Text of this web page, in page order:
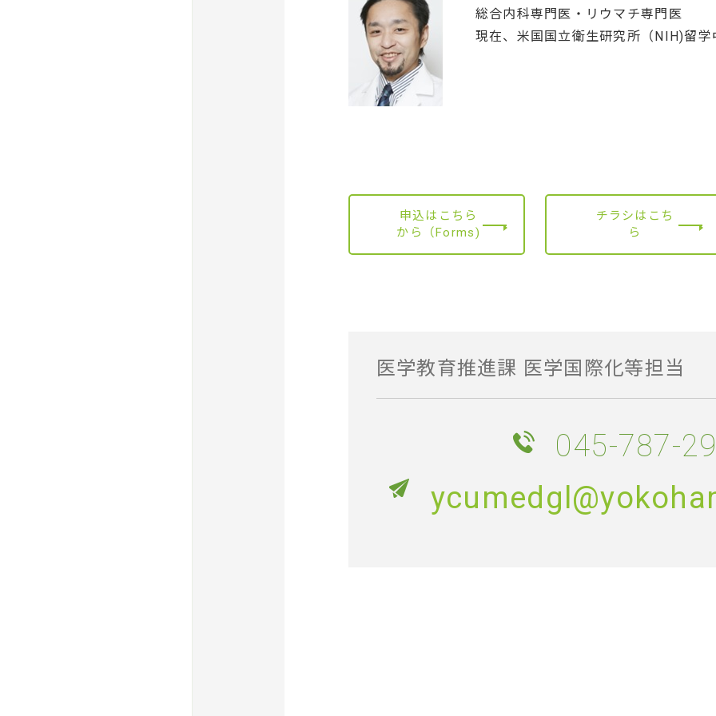
総合内科専門医・リウマチ専門医
現在、米国国立衛生研究所（NIH)留学
申込はこちら
から（Forms)
チラシはこち
ら
医学教育推進課 医学国際化等担当
045-787-